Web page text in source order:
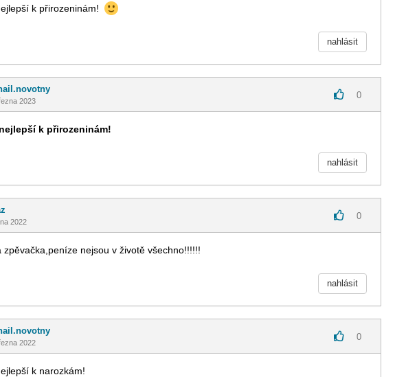
k přirozeninám!
nahlásit
2023
0
k přirozeninám!
nahlásit
2022
0
zpěvačka,peníze nejsou v životě všechno!!!!!!
nahlásit
2022
0
k narozkám!